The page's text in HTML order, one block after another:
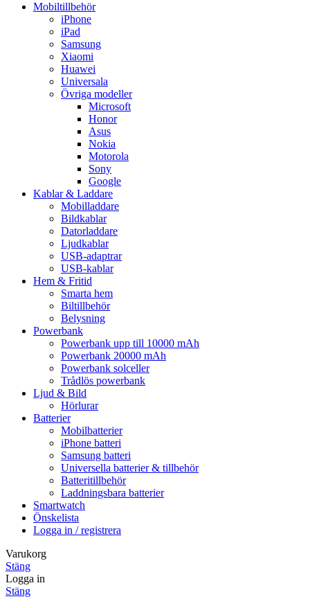
Mobiltillbehör
iPhone
iPad
Samsung
Xiaomi
Huawei
Universala
Övriga modeller
Microsoft
Honor
Asus
Nokia
Motorola
Sony
Google
Kablar & Laddare
Mobilladdare
Bildkablar
Datorladdare
Ljudkablar
USB-adaptrar
USB-kablar
Hem & Fritid
Smarta hem
Biltillbehör
Belysning
Powerbank
Powerbank upp till 10000 mAh
Powerbank 20000 mAh
Powerbank solceller
Trådlös powerbank
Ljud & Bild
Hörlurar
Batterier
Mobilbatterier
iPhone batteri
Samsung batteri
Universella batterier & tillbehör
Batteritillbehör
Laddningsbara batterier
Smartwatch
Önskelista
Logga in / registrera
Varukorg
Stäng
Logga in
Stäng